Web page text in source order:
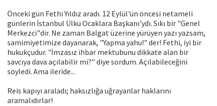
Önceki gün Fethi Yıldız aradı. 12 Eylül'ün öncesi netameli
günlerin İstanbul Ülkü Ocaklara Başkanı'ydı. Sıkı bir "Genel
Merkezci"dir. Ne zaman Balgat üzerine yürüyen yazı yazsam,
samimiyetimize dayanarak, "Yapma yahu!" der! Fethi, iyi bir
hukukçudur. "İmzasız ihbar mektubunu dikkate alan bir
savcıya dava açılabilir mi?" diye sordum. Açılabileceğini
söyledi. Ama ileride...
Reis kapıyı araladı; haksızlığa uğrayanlar haklarını
aramalıdırlar!